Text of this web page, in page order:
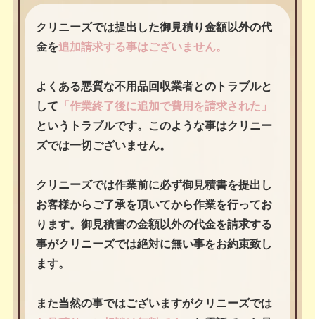
クリニーズでは提出した御見積り金額以外の代
金を追加請求する事はございません。
よくある悪質な不用品回収業者とのトラブルと
して 「作業終了後に追加で費用を請求された」
というトラブルです。このような事はクリニー
ズでは一切ございません。
クリニーズでは作業前に必ず御見積書を提出し
お客様からご了承を頂いてから作業を行ってお
ります。御見積書の金額以外の代金を請求する
事がクリニーズでは絶対に無い事をお約束致し
ます。
また当然の事ではございますがクリニーズでは